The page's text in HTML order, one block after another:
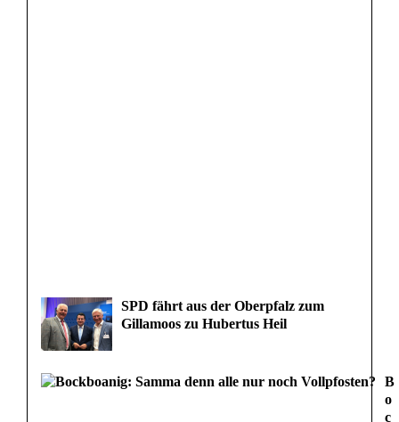
SPD fährt aus der Oberpfalz zum
Gillamoos zu Hubertus Heil
B
o
c